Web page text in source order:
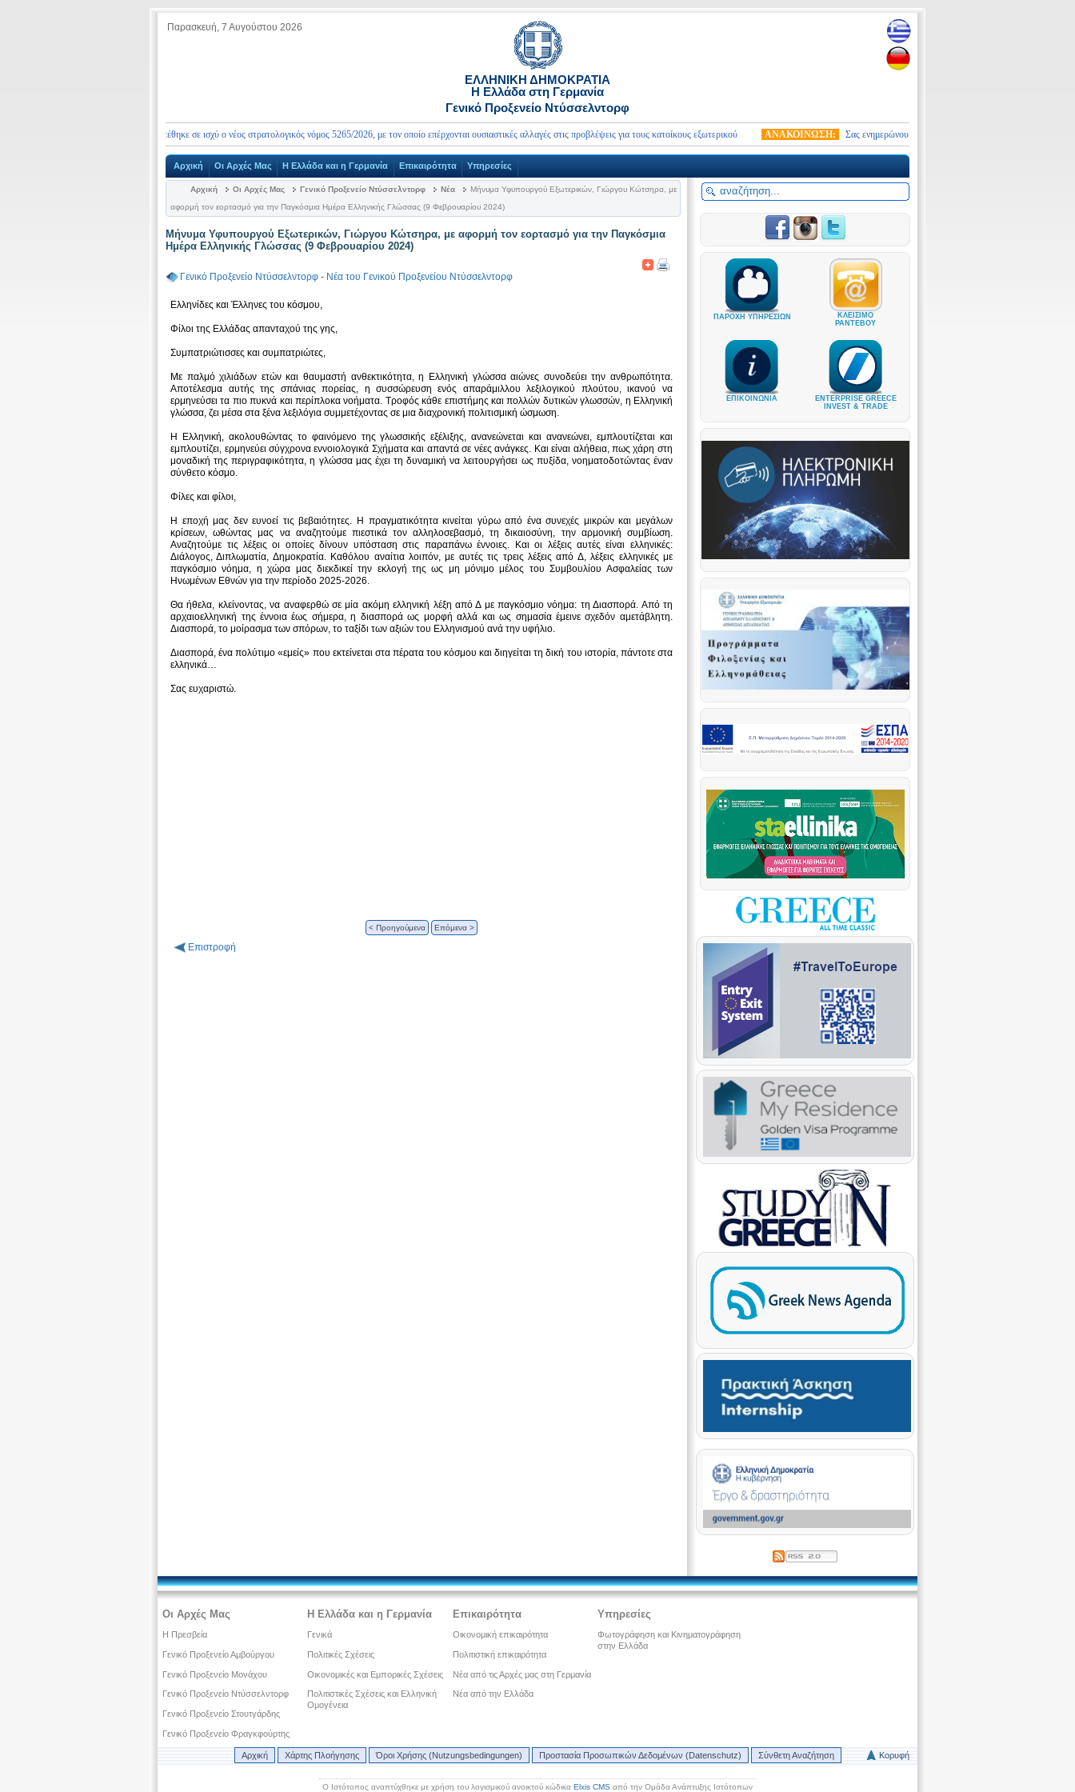
Παρασκευή, 7 Αυγούστου 2026
ΕΛΛΗΝΙΚΗ ΔΗΜΟΚΡΑΤΙΑ
Η Ελλάδα στη Γερμανία
Γενικό Προξενείο Ντύσσελντορφ
ενημερώνουμε ότι από 10.01.2026 τέθηκε σε ισχύ ο νέος στρατολογικός νόμος 5265/2026, με τον οποίο επέρχονται ουσιαστικές αλλαγές στις προβλέψεις για τους κατοίκους εξωτερικού ΑΝΑΚΟΙΝΩΣΗ: Σας ενημερώνουμε ότι από 10.01.2026 τέθηκε σε ισχύ ο νέος
Αρχική Οι Αρχές Μας Η Ελλάδα και η Γερμανία Επικαιρότητα Υπηρεσίες
Αρχική Οι Αρχές Μας Γενικό Προξενείο Ντύσσελντορφ Νέα
Μήνυμα Υφυπουργού Εξωτερικών, Γιώργου Κώτσηρα, με
αφορμή τον εορτασμό για την Παγκόσμια Ημέρα Ελληνικής Γλώσσας (9 Φεβρουαρίου 2024)
Μήνυμα Υφυπουργού Εξωτερικών, Γιώργου Κώτσηρα, με αφορμή τον εορτασμό για την Παγκόσμια
Ημέρα Ελληνικής Γλώσσας (9 Φεβρουαρίου 2024)
Γενικό Προξενείο Ντύσσελντορφ - Νέα του Γενικού Προξενείου Ντύσσελντορφ
Ελληνίδες και Έλληνες του κόσμου,
Φίλοι της Ελλάδας απανταχού της γης,
Συμπατριώτισσες και συμπατριώτες,
Με παλμό χιλιάδων ετών και θαυμαστή ανθεκτικότητα, η Ελληνική γλώσσα αιώνες συνοδεύει την ανθρωπότητα.
Αποτέλεσμα αυτής της σπάνιας πορείας, η συσσώρευση ενός απαράμιλλου λεξιλογικού πλούτου, ικανού να
ερμηνεύσει τα πιο πυκνά και περίπλοκα νοήματα. Τροφός κάθε επιστήμης και πολλών δυτικών γλωσσών, η Ελληνική
γλώσσα, ζει μέσα στα ξένα λεξιλόγια συμμετέχοντας σε μια διαχρονική πολιτισμική ώσμωση.
Η Ελληνική, ακολουθώντας το φαινόμενο της γλωσσικής εξέλιξης, ανανεώνεται και ανανεώνει, εμπλουτίζεται και
εμπλουτίζει, ερμηνεύει σύγχρονα εννοιολογικά Σχήματα και απαντά σε νέες ανάγκες. Και είναι αλήθεια, πως χάρη στη
μοναδική της περιγραφικότητα, η γλώσσα μας έχει τη δυναμική να λειτουργήσει ως πυξίδα, νοηματοδοτώντας έναν
σύνθετο κόσμο.
Φίλες και φίλοι,
Η εποχή μας δεν ευνοεί τις βεβαιότητες. Η πραγματικότητα κινείται γύρω από ένα συνεχές μικρών και μεγάλων
κρίσεων, ωθώντας μας να αναζητούμε πιεστικά τον αλληλοσεβασμό, τη δικαιοσύνη, την αρμονική συμβίωση.
Αναζητούμε τις λέξεις οι οποίες δίνουν υπόσταση στις παραπάνω έννοιες. Και οι λέξεις αυτές είναι ελληνικές:
Διάλογος, Διπλωματία, Δημοκρατία. Καθόλου αναίτια λοιπόν, με αυτές τις τρεις λέξεις από Δ, λέξεις ελληνικές με
παγκόσμιο νόημα, η χώρα μας διεκδικεί την εκλογή της ως μη μόνιμο μέλος του Συμβουλίου Ασφαλείας των
Ηνωμένων Εθνών για την περίοδο 2025-2026.
Θα ήθελα, κλείνοντας, να αναφερθώ σε μία ακόμη ελληνική λέξη από Δ με παγκόσμιο νόημα: τη Διασπορά. Από τη
αρχαιοελληνική της έννοια έως σήμερα, η διασπορά ως μορφή αλλά και ως σημασία έμεινε σχεδόν αμετάβλητη.
Διασπορά, το μοίρασμα των σπόρων, το ταξίδι των αξιών του Ελληνισμού ανά την υφήλιο.
Διασπορά, ένα πολύτιμο «εμείς» που εκτείνεται στα πέρατα του κόσμου και διηγείται τη δική του ιστορία, πάντοτε στα
ελληνικά…
Σας ευχαριστώ.
< Προηγούμενα Επόμενα >
Επιστροφή
ΠΑΡΟΧΗ ΥΠΗΡΕΣΙΩΝ
ΚΛΕΙΣΙΜΟ
ΡΑΝΤΕΒΟΥ
ΕΠΙΚΟΙΝΩΝΙΑ
ENTERPRISE GREECE
INVEST & TRADE
Οι Αρχές Μας
Η Πρεσβεία
Γενικό Προξενείο Αμβούργου
Γενικό Προξενείο Μονάχου
Γενικό Προξενείο Ντύσσελντορφ
Γενικό Προξενείο Στουτγάρδης
Γενικό Προξενείο Φραγκφούρτης
Η Ελλάδα και η Γερμανία
Γενικά
Πολιτικές Σχέσεις
Οικονομικές και Εμπορικές Σχέσεις
Πολιτιστικές Σχέσεις και Ελληνική
Ομογένεια
Επικαιρότητα
Οικονομική επικαιρότητα
Πολιτιστική επικαιρότητα
Νέα από τις Αρχές μας στη Γερμανία
Νέα από την Ελλάδα
Υπηρεσίες
Φωτογράφηση και Κινηματογράφηση
στην Ελλάδα
Αρχική Χάρτης Πλοήγησης Όροι Χρήσης (Nutzungsbedingungen) Προστασία Προσωπικών Δεδομένων (Datenschutz) Σύνθετη Αναζήτηση Κορυφή
Ο Ιστότοπος αναπτύχθηκε με χρήση του λογισμικού ανοικτού κώδικα Elxis CMS από την Ομάδα Ανάπτυξης Ιστότοπων